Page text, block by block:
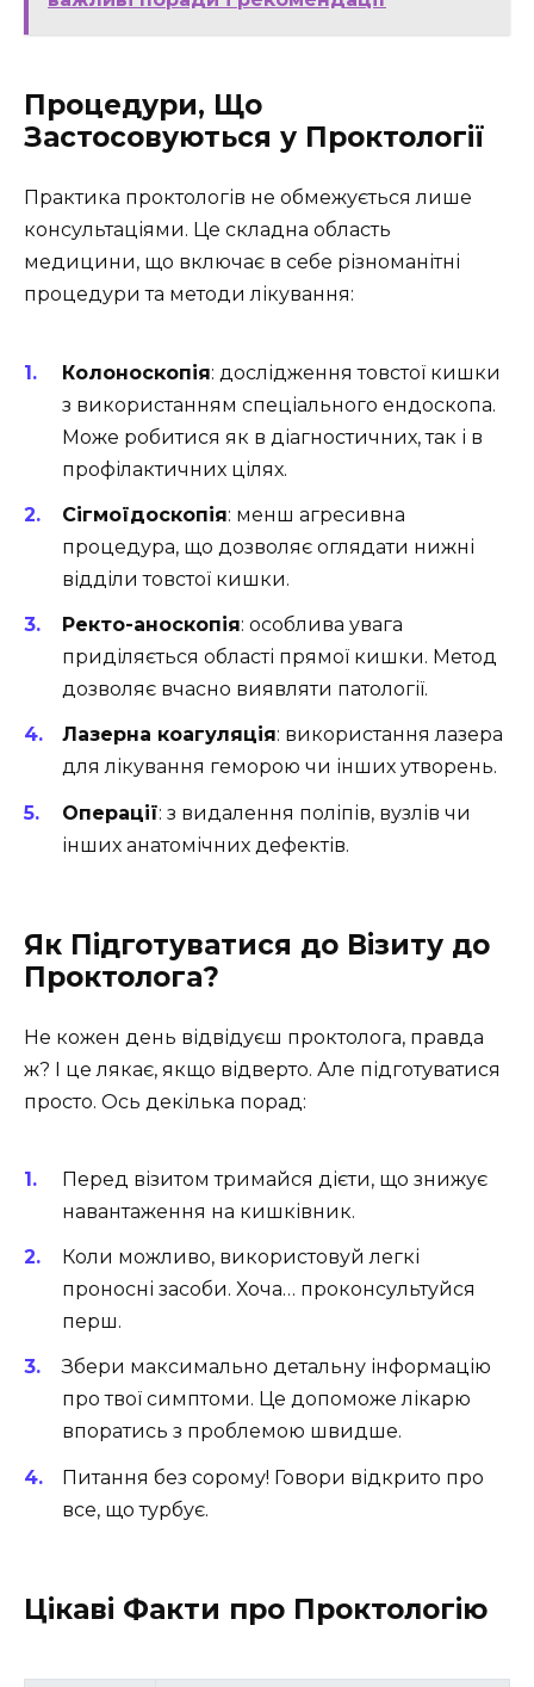
Процедури, Що
Застосовуються у Проктології
Практика проктологів не обмежується лише
консультаціями. Це складна область
медицини, що включає в себе різноманітні
процедури та методи лікування:
Колоноскопія: дослідження товстої кишки
з використанням спеціального ендоскопа.
Може робитися як в діагностичних, так і в
профілактичних цілях.
Сігмоїдоскопія: менш агресивна
процедура, що дозволяє оглядати нижні
відділи товстої кишки.
Ректо-аноскопія: особлива увага
приділяється області прямої кишки. Метод
дозволяє вчасно виявляти патології.
Лазерна коагуляція: використання лазера
для лікування геморою чи інших утворень.
Операції: з видалення поліпів, вузлів чи
інших анатомічних дефектів.
Як Підготуватися до Візиту до
Проктолога?
Не кожен день відвідуєш проктолога, правда
ж? І це лякає, якщо відверто. Але підготуватися
просто. Ось декілька порад:
Перед візитом тримайся дієти, що знижує
навантаження на кишківник.
Коли можливо, використовуй легкі
проносні засоби. Хоча… проконсультуйся
перш.
Збери максимально детальну інформацію
про твої симптоми. Це допоможе лікарю
впоратись з проблемою швидше.
Питання без сорому! Говори відкрито про
все, що турбує.
Цікаві Факти про Проктологію